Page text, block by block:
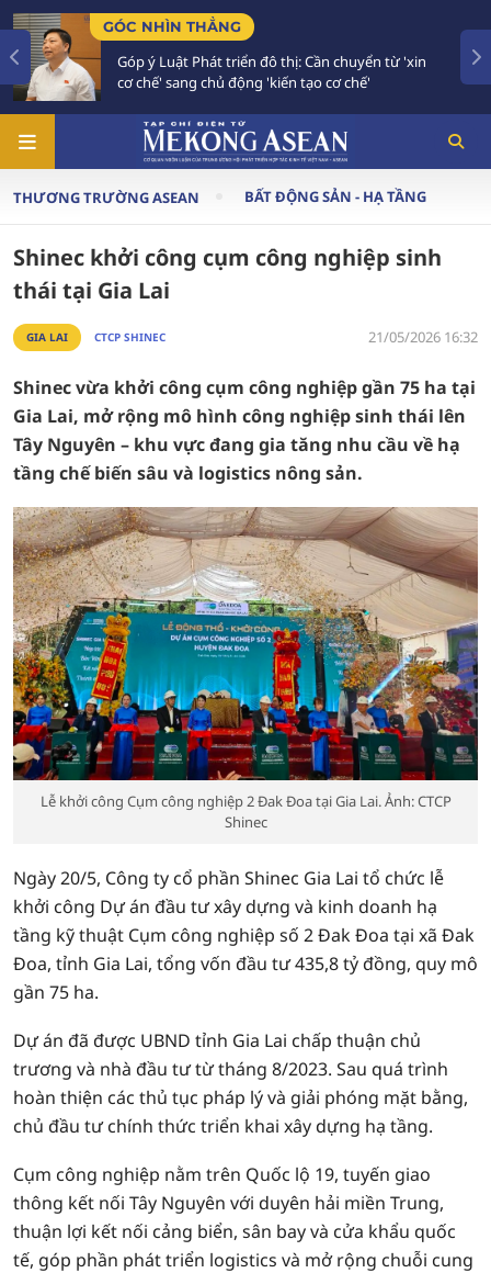
thị: Cần chuyển từ 'xin
tạo cơ chế'
Bế mạc Hội nghị Ngoại
vào giai đoạn hành động
THƯƠNG TRƯỜNG ASEAN BẤT ĐỘNG SẢN - HẠ TẦNG
Shinec khởi công cụm công nghiệp sinh
thái tại Gia Lai
GIA LAI CTCP SHINEC 21/05/2026 16:32
Shinec vừa khởi công cụm công nghiệp gần 75 ha tại
Gia Lai, mở rộng mô hình công nghiệp sinh thái lên
Tây Nguyên – khu vực đang gia tăng nhu cầu về hạ
tầng chế biến sâu và logistics nông sản.
Lễ khởi công Cụm công nghiệp 2 Đak Đoa tại Gia Lai. Ảnh: CTCP
Shinec
Ngày 20/5, Công ty cổ phần Shinec Gia Lai tổ chức lễ
khởi công Dự án đầu tư xây dựng và kinh doanh hạ
tầng kỹ thuật Cụm công nghiệp số 2 Đak Đoa tại xã Đak
Đoa, tỉnh Gia Lai, tổng vốn đầu tư 435,8 tỷ đồng, quy mô
gần 75 ha.
Dự án đã được UBND tỉnh Gia Lai chấp thuận chủ
trương và nhà đầu tư từ tháng 8/2023. Sau quá trình
hoàn thiện các thủ tục pháp lý và giải phóng mặt bằng,
chủ đầu tư chính thức triển khai xây dựng hạ tầng.
Cụm công nghiệp nằm trên Quốc lộ 19, tuyến giao
thông kết nối Tây Nguyên với duyên hải miền Trung,
thuận lợi kết nối cảng biển, sân bay và cửa khẩu quốc
tế, góp phần phát triển logistics và mở rộng chuỗi cung